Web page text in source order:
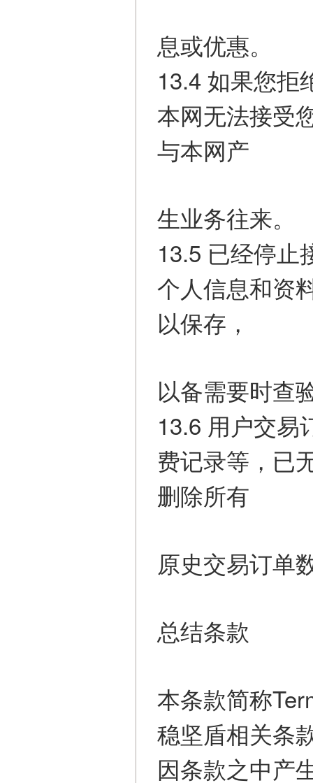
息或优惠。
13.4 如果您拒
本网无法接受
与本网产
生业务往来。
13.5 已经停止
个人信息和资
以保存，
以备需要时查
13.6 用户交易
费记录等，已
删除所有
原史交易订单
总结条款
本条款简称
稳坚盾相关条
因条款之中产